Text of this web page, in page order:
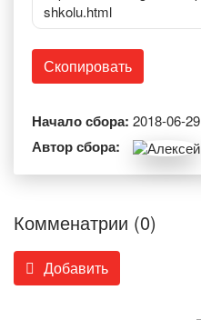
shkolu.html
Скопировать
Начало сбора: 2018-06-29
Автор сбора:
Комменатрии (0)
Добавить